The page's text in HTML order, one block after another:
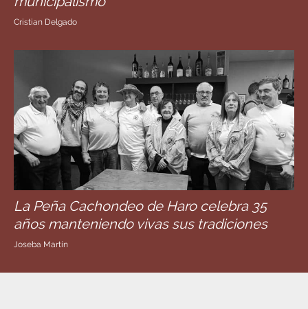
Cristian Delgado
La Peña Cachondeo de Haro celebra 35
años manteniendo vivas sus tradiciones
Joseba Martín